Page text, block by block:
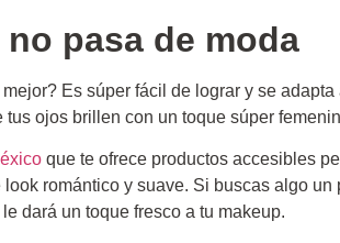
pasa de moda
Es súper fácil de lograr y se
ojos brillen con un toque súper
que te ofrece productos accesibles
romántico y suave. Si buscas algo
dará un toque fresco a tu makeup.